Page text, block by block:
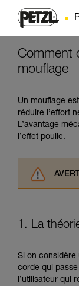
Comment
mouflage
Un mouflage
réduire l’effort
L’avantage
l’effet poulie.
1. La
Si on considère
corde qui
l’utilisateur qui